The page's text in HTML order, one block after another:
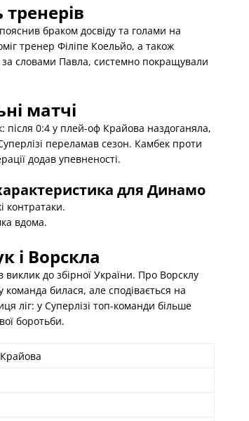
браком досвіду та голами на
тренер Філіпе Коельйо, а також
словами Павла, системно покращували
матчі
0:4 у плей-оф Крайова наздоганяла,
переламав сезон. Камбек проти
додав упевненості.
для Динамо
контратаки.
вдома.
і Ворскла
виклик до збірної України. Про Ворсклу
билася, але сподівається на
ліг: у Суперлізі топ-команди більше
боротьби.